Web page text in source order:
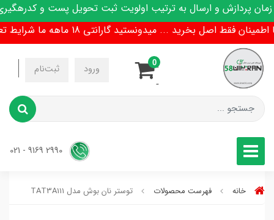
پردازش و ارسال به ترتیب اولویت ثبت تحویل پست و کدرهگیری
فقط اصل بخرید ... میدونستید گارانتی 18 ماهه ما شرایط تعویض هم داره !
ورود ثبت‌نام
-
-
0
خانه فهرست محصولات توستر نان بوش مدل TAT3A111